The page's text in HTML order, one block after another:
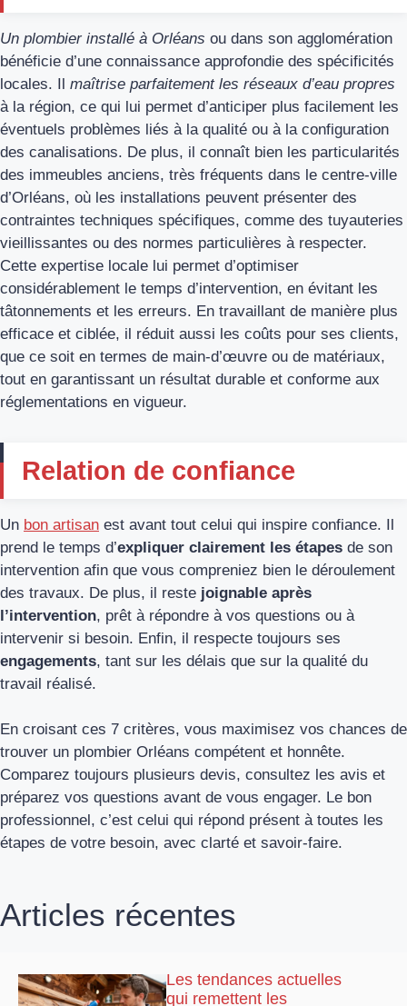
Un plombier installé à Orléans ou dans son agglomération
bénéficie d’une connaissance approfondie des spécificités
locales. Il maîtrise parfaitement les réseaux d’eau propres
à la région, ce qui lui permet d’anticiper plus facilement les
éventuels problèmes liés à la qualité ou à la configuration
des canalisations. De plus, il connaît bien les particularités
des immeubles anciens, très fréquents dans le centre-ville
d’Orléans, où les installations peuvent présenter des
contraintes techniques spécifiques, comme des tuyauteries
vieillissantes ou des normes particulières à respecter.
Cette expertise locale lui permet d’optimiser
considérablement le temps d’intervention, en évitant les
tâtonnements et les erreurs. En travaillant de manière plus
efficace et ciblée, il réduit aussi les coûts pour ses clients,
que ce soit en termes de main-d’œuvre ou de matériaux,
tout en garantissant un résultat durable et conforme aux
réglementations en vigueur.
Relation de confiance
Un bon artisan est avant tout celui qui inspire confiance. Il
prend le temps d’expliquer clairement les étapes de son
intervention afin que vous compreniez bien le déroulement
des travaux. De plus, il reste joignable après
l’intervention, prêt à répondre à vos questions ou à
intervenir si besoin. Enfin, il respecte toujours ses
engagements, tant sur les délais que sur la qualité du
travail réalisé.
En croisant ces 7 critères, vous maximisez vos chances de
trouver un plombier Orléans compétent et honnête.
Comparez toujours plusieurs devis, consultez les avis et
préparez vos questions avant de vous engager. Le bon
professionnel, c’est celui qui répond présent à toutes les
étapes de votre besoin, avec clarté et savoir-faire.
Articles récentes
Les tendances actuelles
qui remettent les